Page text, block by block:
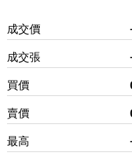
成交價
成交張
買價
賣價
最高